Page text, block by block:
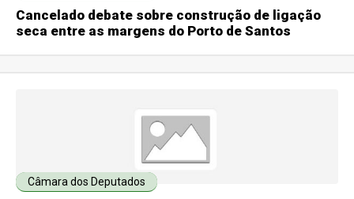
Cancelado debate sobre construção de ligação
seca entre as margens do Porto de Santos
Câmara dos Deputados